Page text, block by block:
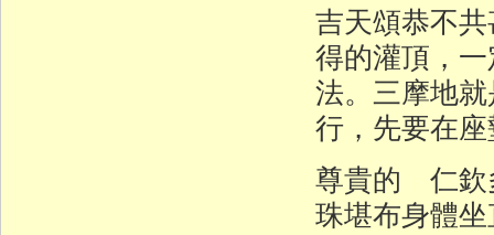
吉天頌恭不
得的灌頂，
法。三摩地
行，先要在
尊貴的 仁欽
珠堪布身體